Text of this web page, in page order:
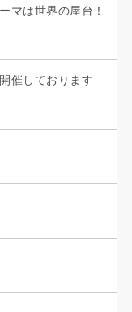
マは世界の屋台！
催しております